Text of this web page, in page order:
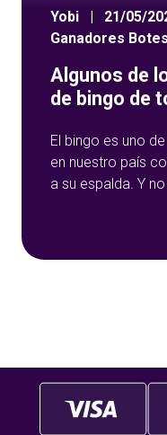
Yobi 21/05/
Ganadores Botes
Algunos de
de bingo de
El bingo es uno
en nuestro país
a su espalda. Y
de juegos de